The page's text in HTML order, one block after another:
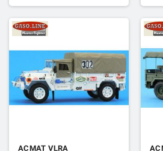
ACMAT VLRA